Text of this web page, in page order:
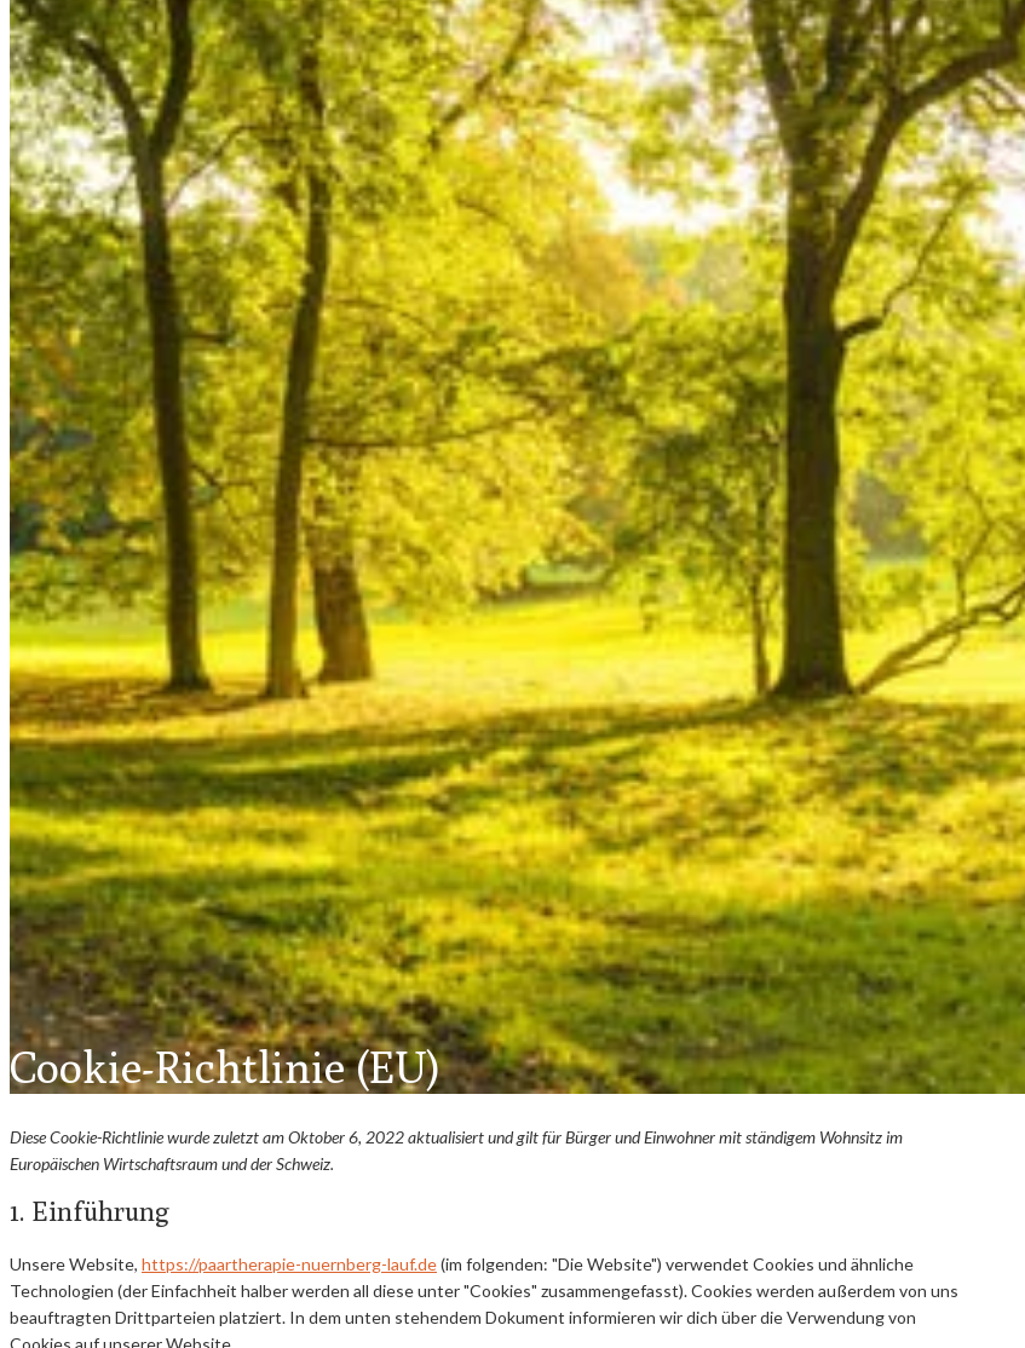
Cookie-Richtlinie (EU)
Diese Cookie-Richtlinie wurde zuletzt am Oktober 6, 2022 aktualisiert und gilt für Bürger und Einwohner mit ständigem Wohnsitz im
Europäischen Wirtschaftsraum und der Schweiz.
1. Einführung
Unsere Website, https://paartherapie-nuernberg-lauf.de(im folgenden: "Die Website") verwendet Cookies und ähnliche
Technologien (der Einfachheit halber werden all diese unter "Cookies" zusammengefasst). Cookies werden außerdem von uns
beauftragten Drittparteien platziert. In dem unten stehendem Dokument informieren wir dich über die Verwendung von
Cookies auf unserer Website.